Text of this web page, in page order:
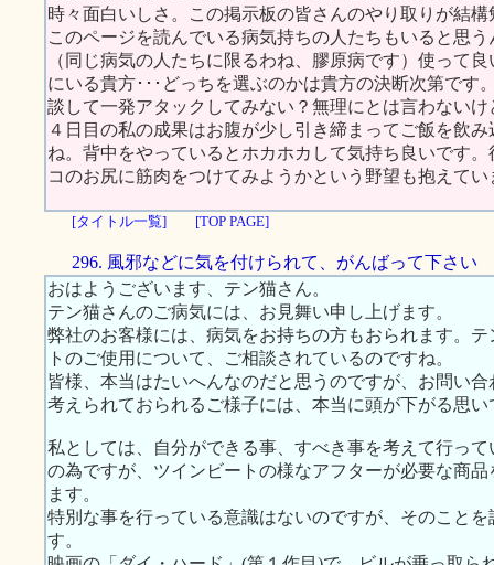
時々面白いしさ。この掲示板の皆さんのやり取りが結
このページを読んでいる病気持ちの人たちもいると思
（同じ病気の人たちに限るわね、膠原病です）使って
にいる貴方･･･どっちを選ぶのかは貴方の決断次第です
談して一発アタックしてみない？無理にとは言わないけ
４日目の私の成果はお腹が少し引き締まってご飯を飲
ね。背中をやっているとホカホカして気持ち良いです
コのお尻に筋肉をつけてみようかという野望も抱えて
[タイトル一覧] [TOP PAGE]
296. 風邪などに気を付けられて、がんばって下さい
おはようございます、テン猫さん。
テン猫さんのご病気には、お見舞い申し上げます。
弊社のお客様には、病気をお持ちの方もおられます。
トのご使用について、ご相談されているのですね。
皆様、本当はたいへんなのだと思うのですが、お問い
考えられておられるご様子には、本当に頭が下がる思い
私としては、自分ができる事、すべき事を考えて行っ
の為ですが、ツインビートの様なアフターが必要な商
ます。
特別な事を行っている意識はないのですが、そのこと
す。